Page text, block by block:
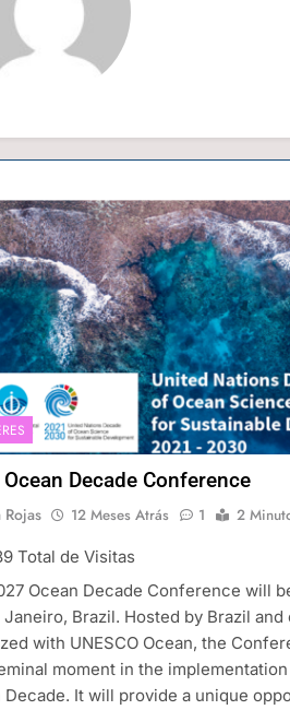
Decade Conference
Rojas 12 Meses Atrás 1
2
Total de Visitas
Ocean Decade Conference will
Janeiro, Brazil. Hosted by Brazil and
with UNESCO Ocean, the
moment in the
Decade. It will provide a unique